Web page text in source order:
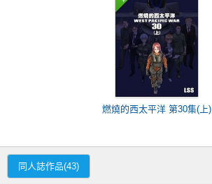
燃燒的西太平洋 第30集(上)
同人誌作品(43)